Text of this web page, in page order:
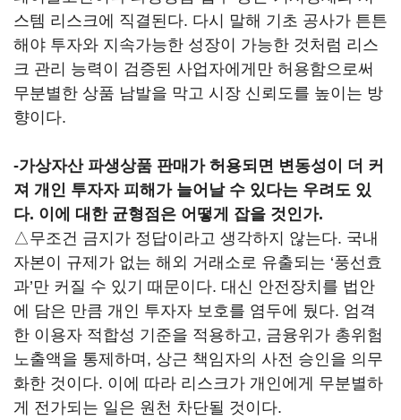
스템 리스크에 직결된다. 다시 말해 기초 공사가 튼튼
해야 투자와 지속가능한 성장이 가능한 것처럼 리스
크 관리 능력이 검증된 사업자에게만 허용함으로써
무분별한 상품 남발을 막고 시장 신뢰도를 높이는 방
향이다.
-가상자산 파생상품 판매가 허용되면 변동성이 더 커
져 개인 투자자 피해가 늘어날 수 있다는 우려도 있
다. 이에 대한 균형점은 어떻게 잡을 것인가.
△무조건 금지가 정답이라고 생각하지 않는다. 국내
자본이 규제가 없는 해외 거래소로 유출되는 ‘풍선효
과’만 커질 수 있기 때문이다. 대신 안전장치를 법안
에 담은 만큼 개인 투자자 보호를 염두에 뒀다. 엄격
한 이용자 적합성 기준을 적용하고, 금융위가 총위험
노출액을 통제하며, 상근 책임자의 사전 승인을 의무
화한 것이다. 이에 따라 리스크가 개인에게 무분별하
게 전가되는 일은 원천 차단될 것이다.